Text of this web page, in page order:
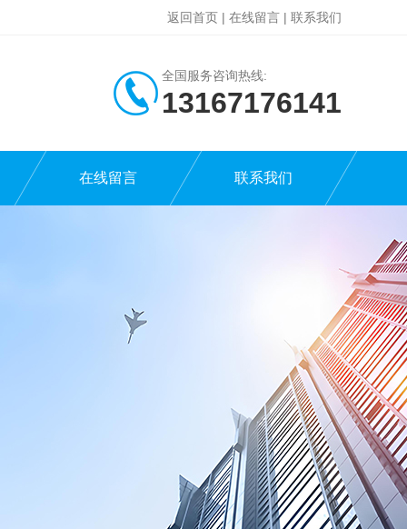
返回首页 | 在线留言 | 联系我们
全国服务咨询热线:
13167176141
在线留言 联系我们